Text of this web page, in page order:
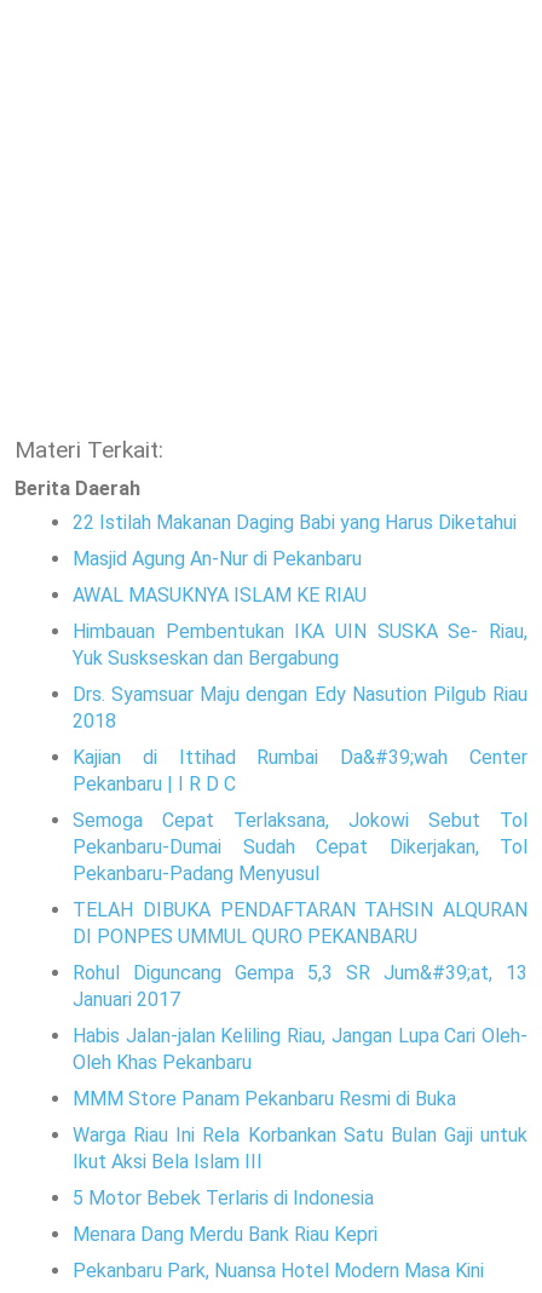
Materi Terkait:
Berita Daerah
22 Istilah Makanan Daging Babi yang Harus Diketahui
Masjid Agung An-Nur di Pekanbaru
AWAL MASUKNYA ISLAM KE RIAU
Himbauan Pembentukan IKA UIN SUSKA Se- Riau,
Yuk Suskseskan dan Bergabung
Drs. Syamsuar Maju dengan Edy Nasution Pilgub Riau
2018
Kajian di Ittihad Rumbai Da&#39;wah Center
Pekanbaru | I R D C
Semoga Cepat Terlaksana, Jokowi Sebut Tol
Pekanbaru-Dumai Sudah Cepat Dikerjakan, Tol
Pekanbaru-Padang Menyusul
TELAH DIBUKA PENDAFTARAN TAHSIN ALQURAN
DI PONPES UMMUL QURO PEKANBARU
Rohul Diguncang Gempa 5,3 SR Jum&#39;at, 13
Januari 2017
Habis Jalan-jalan Keliling Riau, Jangan Lupa Cari Oleh-
Oleh Khas Pekanbaru
MMM Store Panam Pekanbaru Resmi di Buka
Warga Riau Ini Rela Korbankan Satu Bulan Gaji untuk
Ikut Aksi Bela Islam III
5 Motor Bebek Terlaris di Indonesia
Menara Dang Merdu Bank Riau Kepri
Pekanbaru Park, Nuansa Hotel Modern Masa Kini